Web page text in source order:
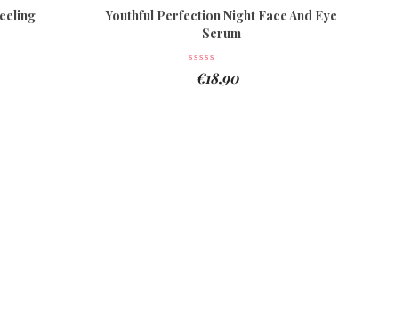
Youthful Perfection Night Face And Eye
Serum
€18,90